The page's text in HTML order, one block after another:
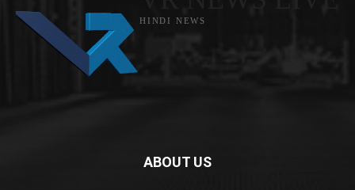
HINDI NEWS
ABOUT US